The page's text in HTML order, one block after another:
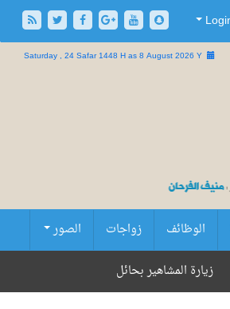
Saturday , 24 Safar 1448 H as8 August 2026 Y
الوظائف زواجات
الصور
زيارة المشاهير بحائل